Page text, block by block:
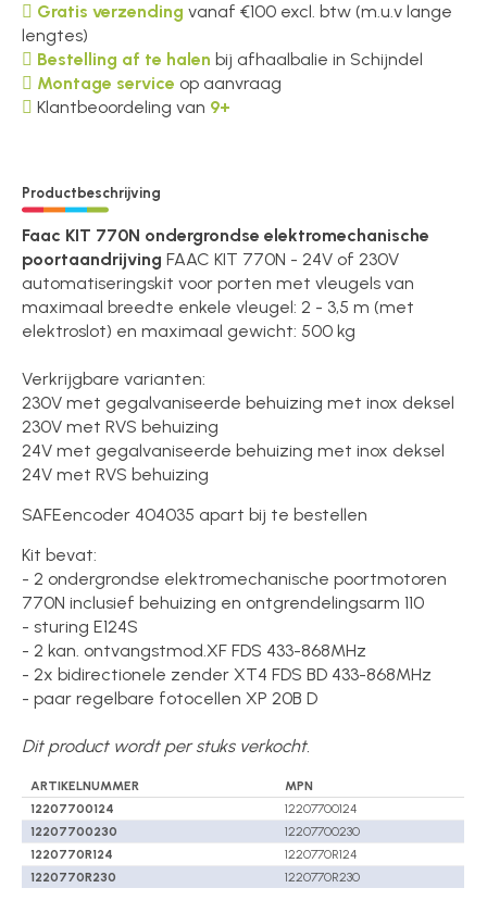
Gratis verzending vanaf €100 excl. btw (m.u.v lange
lengtes)
Bestelling af te halen bij afhaalbalie in Schijndel
Montage service op aanvraag
Klantbeoordeling van 9+
Productbeschrijving
Faac KIT 770N ondergrondse elektromechanische
poortaandrijving FAAC KIT 770N - 24V of 230V
automatiseringskit voor porten met vleugels van
maximaal breedte enkele vleugel: 2 - 3,5 m (met
elektroslot) en maximaal gewicht: 500 kg
Verkrijgbare varianten:
230V met gegalvaniseerde behuizing met inox deksel
230V met RVS behuizing
24V met gegalvaniseerde behuizing met inox deksel
24V met RVS behuizing
SAFEencoder 404035 apart bij te bestellen
Kit bevat:
- 2 ondergrondse elektromechanische poortmotoren
770N inclusief behuizing en ontgrendelingsarm 110
- sturing E124S
- 2 kan. ontvangstmod.XF FDS 433-868MHz
- 2x bidirectionele zender XT4 FDS BD 433-868MHz
- paar regelbare fotocellen XP 20B D
Dit product wordt per stuks verkocht.
ARTIKELNUMMER
MPN
12207700124
12207700124
12207700230
12207700230
1220770R124
1220770R124
1220770R230
1220770R230